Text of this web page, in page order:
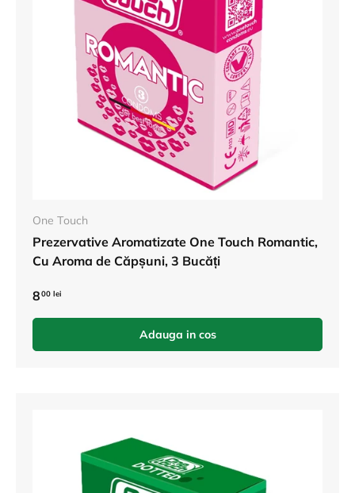
One Touch
Prezervative Aromatizate One Touch Romantic,
Cu Aroma de Căpșuni, 3 Bucăți
800 lei
Adauga in cos